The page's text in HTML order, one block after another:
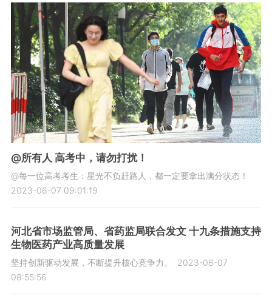
@所有人 高考中，请勿打扰！
@每一位高考考生：星光不负赶路人，都一定要拿出满分状态！
2023-06-07 09:01:19
河北省市场监管局、省药监局联合发文 十九条措施支持
生物医药产业高质量发展
坚持创新驱动发展，不断提升核心竞争力。
2023-06-07
08:55:56